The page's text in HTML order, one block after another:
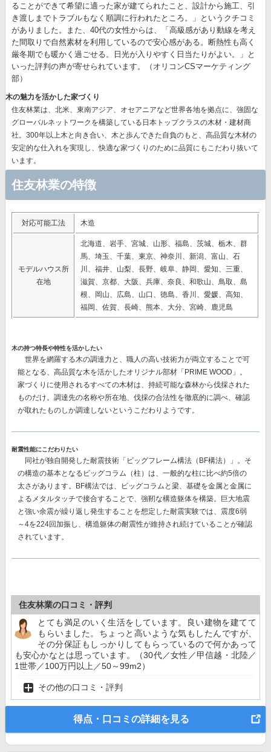
ることができて希望に適った家が建てられたこと、設計から施工、引
き渡しまでトラブルもなく順調に行われたところ。」というクチコミ
がありました。また、40代の女性からは、「高級感があり動線を考え
た間取りで自然素材を利用しているので安心感がある。断熱性も高く
厳冬期でも暖かく過ごせる。日光が入りやすく日当たりがよい。」と
いった評判の声が寄せられています。（オリコンCSマーケティング
部）
木の魅力を活かした家づくり
住友林業は、北米、東南アジア、オセアニアなど世界各地を拠点に、強固な
グローバルネットワークを構築している日本トップクラスの木材・建材商
社。300年以上木と向き合い、木と歩んできた自負のもと、高品質な木材の
安定的な仕入れを実現し、快適な家づくりのために品質にもこだわり抜いて
います。
住友林業の特徴
対応可能工法 木造
モデルハウス所
在地
北海道、岩手、宮城、山形、福島、茨城、栃木、群
馬、埼玉、千葉、東京、神奈川、新潟、富山、石
川、福井、山梨、長野、岐阜、静岡、愛知、三重、
滋賀、京都、大阪、兵庫、奈良、和歌山、鳥取、島
根、岡山、広島、山口、徳島、香川、愛媛、高知、
福岡、佐賀、長崎、熊本、大分、宮崎、鹿児島
木の持つ特長や特性を活かしたい
世界を網羅する木の調達力と、職人の高い技術力が両立することで可
能となる、高品質な木を活かしたオリジナル部材 「PRIME WOOD」。
家づくりに使用されるすべての木材は、持続可能な森林から伐採された
ものだけ。調達先の名称や所在地、伐採の合法性を徹底的に調べ、確認
が取れたものしか調達しないというこだわりようです。
耐震性能にこだわりたい
同社が独自開発した耐震技術 「ビッグフレーム構法（BF構法）」。 そ
の構造の基本となるビッグコラム（柱）は、一般的な柱に比べ約5倍の
太さがあります。BF構法では、ビッグコラムと梁、基礎を金属と金属に
よるメタルタッチで接合することで、強靭な構造躯体を構築。巨大地震
と強い余震が繰り返し発生することを想定した耐震実験では、 震度6弱
～4を224回加振し、構造躯体の耐震性が維持され続けていることが確認
されています。
住友林業の口コミ・評判
とても満足のいく生活をしています。良い建物を建てて
もらいました。ちょっと高いような気もしたんですが、
その分保証もしっかりしてもらっているので何かあって
も安心かなとは思っています。（30代／女性／甲信越・北陸／
1世帯／100万円以上／50～99m2）
その他の口コミ・評判
得点・口コミの詳細を見る